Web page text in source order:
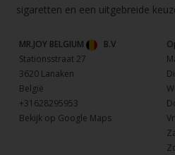
sigaretten en een uitgebreide
MR.JOY BELGIUM
B.V
Stationsstraat 27
3620 Lanaken
België
+31628295953
Bekijk op Google Maps